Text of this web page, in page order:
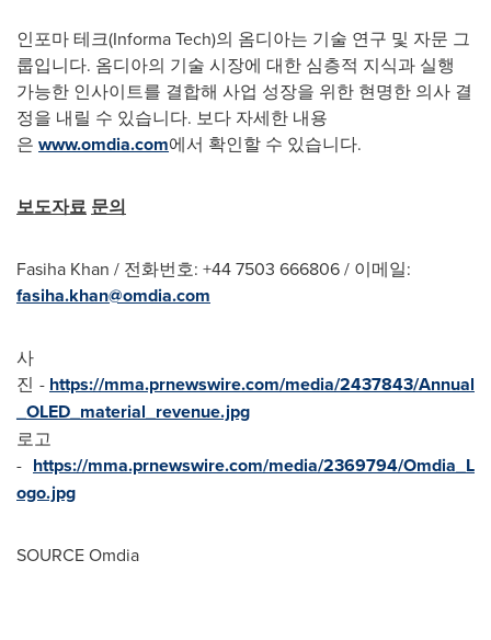
인포마 테크(Informa Tech)의 옴디아는 기술 연구 및 자문 그
룹입니다. 옴디아의 기술 시장에 대한 심층적 지식과 실행
가능한 인사이트를 결합해 사업 성장을 위한 현명한 의사 결
정을 내릴 수 있습니다. 보다 자세한 내용
은 www.omdia.com에서 확인할 수 있습니다.
보도자료 문의
Fasiha Khan / 전화번호: +44 7503 666806 / 이메일:
fasiha.khan@omdia.com
사
진 - https://mma.prnewswire.com/media/2437843/Annual
_OLED_material_revenue.jpg
로고
- https://mma.prnewswire.com/media/2369794/Omdia_L
ogo.jpg
SOURCE Omdia